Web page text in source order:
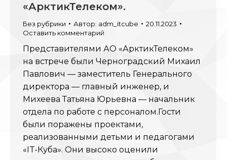
«АрктикТелеком».
Без рубрики Автор: adm_itcube
20.11.2023
Оставить комментарий
Представителями АО «АрктикТелеком»
на встрече были Черноградский Михаил
Павлович — заместитель Генерального
директора — главный инженер, и
Михеева Татьяна Юрьевна — начальник
отдела по работе с персоналом.Гости
были поражены проектами,
реализованными детьми и педагогами
«IT-Куба». Они высоко оценили